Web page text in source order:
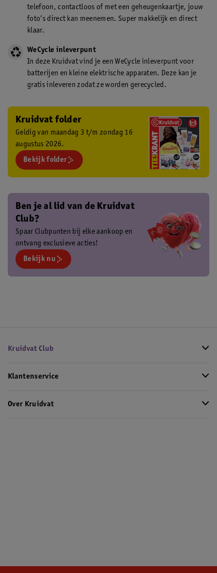
telefoon, contactloos of met een geheugenkaartje, jouw
foto’s direct kan meenemen. Super makkelijk en direct
klaar.
WeCycle inleverpunt
In deze Kruidvat vind je een WeCycle inleverpunt voor
batterijen en kleine elektrische apparaten. Deze kan je
gratis inleveren zodat ze worden gerecycled.
Kruidvat folder
Geldig van maandag 3 t/m zondag 16
augustus 2026.
Bekijk folder
Ben je al lid van de Kruidvat
Club?
Spaar Clubpunten bij elke aankoop en
ontvang exclusieve acties!
Bekijk nu
Kruidvat Club
Klantenservice
Over Kruidvat